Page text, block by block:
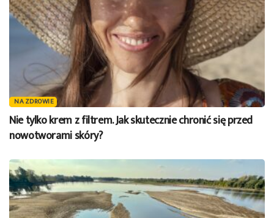
NA ZDROWIE
Nie tylko krem z filtrem. Jak skutecznie chronić się przed
nowotworami skóry?